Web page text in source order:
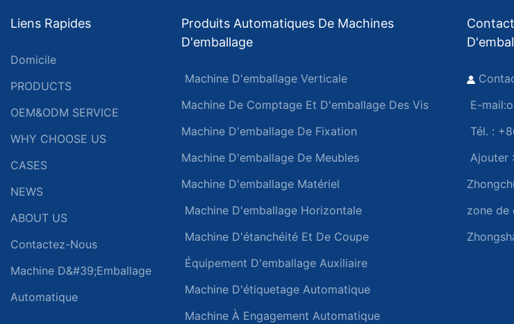
Liens Rapides
Domicile
PRODUCTS
OEM&ODM SERVICE
WHY CHOOSE US
CASES
NEWS
ABOUT US
Contactez-Nous
Machine D&#39;emballage
Automatique
Produits Automatiques De Machines
D'emballage
Machine D'emballage Verticale
Machine De Comptage Et D'emballage Des Vis
Machine D'emballage De Fixation
Machine D'emballage De Meubles
Machine D'emballage Matériel
Machine D'emballage Horizontale
Machine D'étanchéité Et De Coupe
Équipement D'emballage Auxiliaire
Machine D'étiquetage Automatique
Machine À Engagement Automatique
E-mail:
Tél. :
Ajouter :
zone de